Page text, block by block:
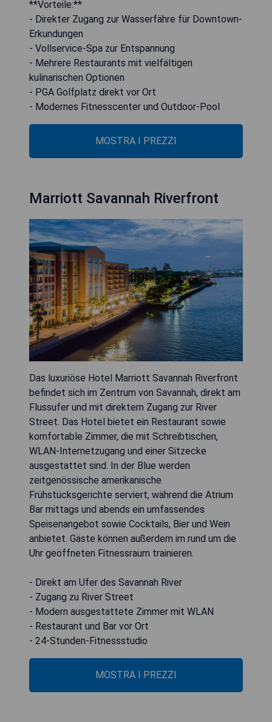
**Vorteile:**
- Direkter Zugang zur Wasserfähre für Downtown-
Erkundungen
- Vollservice-Spa zur Entspannung
- Mehrere Restaurants mit vielfältigen
kulinarischen Optionen
- PGA Golfplatz direkt vor Ort
- Modernes Fitnesscenter und Outdoor-Pool
MOSTRA I PREZZI
Marriott Savannah Riverfront
Das luxuriöse Hotel Marriott Savannah Riverfront
befindet sich im Zentrum von Savannah, direkt am
Flussufer und mit direktem Zugang zur River
Street. Das Hotel bietet ein Restaurant sowie
komfortable Zimmer, die mit Schreibtischen,
WLAN-Internetzugang und einer Sitzecke
ausgestattet sind. In der Blue werden
zeitgenössische amerikanische
Frühstücksgerichte serviert, während die Atrium
Bar mittags und abends ein umfassendes
Speisenangebot sowie Cocktails, Bier und Wein
anbietet. Gäste können außerdem im rund um die
Uhr geöffneten Fitnessraum trainieren.
- Direkt am Ufer des Savannah River
- Zugang zu River Street
- Modern ausgestattete Zimmer mit WLAN
- Restaurant und Bar vor Ort
- 24-Stunden-Fitnessstudio
MOSTRA I PREZZI